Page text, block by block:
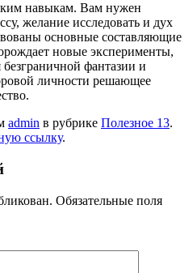
навыкам. Вам нужен
желание исследовать и дух
основные составляющие
новые эксперименты,
фантазии и
личности решающее
admin в рубрике Полезное 13.
ссылку.
Обязательные поля